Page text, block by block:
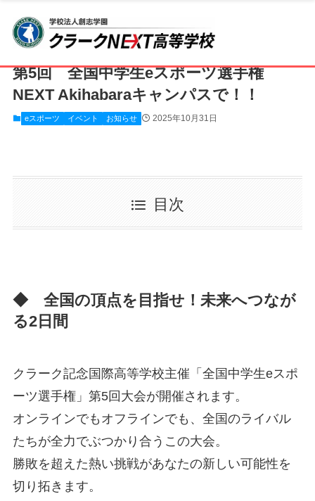
ホーム クラークNEXT高等学校 CLARK NEXT AKIHABARA
第5回 全国中学生eスポーツ選手権
NEXT Akihabaraキャンパスで！！
eスポーツ イベント お知らせ 2025年10月31日
目次
◆ 全国の頂点を目指せ！未来へつなが
る2日間
クラーク記念国際高等学校主催「全国中学生eスポ
ーツ選手権」第5回大会が開催されます。
オンラインでもオフラインでも、全国のライバル
たちが全力でぶつかり合うこの大会。
勝敗を超えた熱い挑戦があなたの新しい可能性を
切り拓きます。